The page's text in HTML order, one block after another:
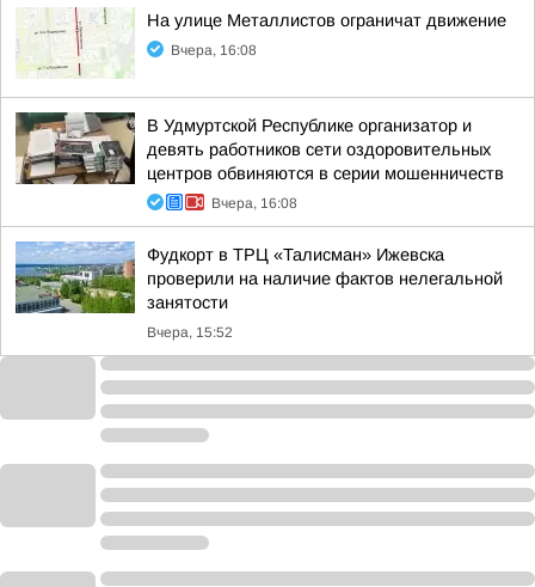
На улице Металлистов ограничат движение
Вчера, 16:08
В Удмуртской Республике организатор и
девять работников сети оздоровительных
центров обвиняются в серии мошенничеств
Вчера, 16:08
Фудкорт в ТРЦ «Талисман» Ижевска
проверили на наличие фактов нелегальной
занятости
Вчера, 15:52